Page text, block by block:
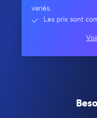
variés.
Les prix sont